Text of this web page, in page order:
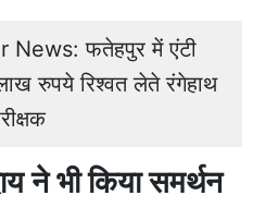
News: फतेहपुर में एंटी
रुपये रिश्वत लेते रंगेहाथ
ने भी किया समर्थन